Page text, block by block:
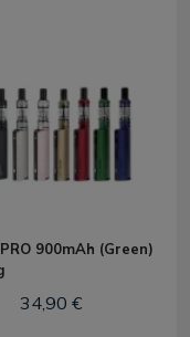
900mAh (Green)
34,90 €